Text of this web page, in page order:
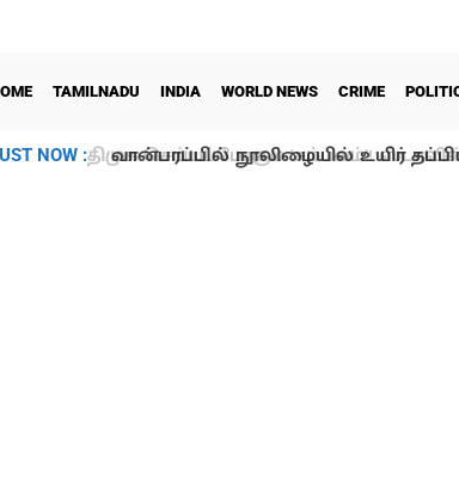
TAMILNADU INDIA WORLD NEWS CRIME
NOW : வான்பரப்பில் நூலிழையில் உயிர்